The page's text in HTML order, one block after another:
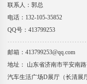
联系人：郭总
电话：132-105-35852
QQ号：413799253
邮箱：413799253@qq.com
地址： 山东省济南市平安南
汽车生活广场D展厅（长清展